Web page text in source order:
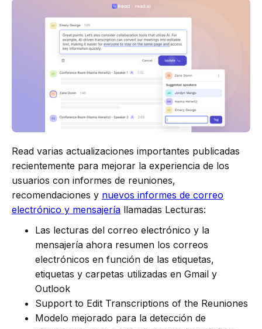
Read varias actualizaciones importantes publicadas
recientemente para mejorar la experiencia de los
usuarios con informes de reuniones,
recomendaciones y nuevos informes de correo
electrónico y mensajería llamadas Lecturas:
Las lecturas del correo electrónico y la
mensajería ahora resumen los correos
electrónicos en función de las etiquetas,
etiquetas y carpetas utilizadas en Gmail y
Outlook
Support to Edit Transcriptions of the Reuniones
Modelo mejorado para la detección de